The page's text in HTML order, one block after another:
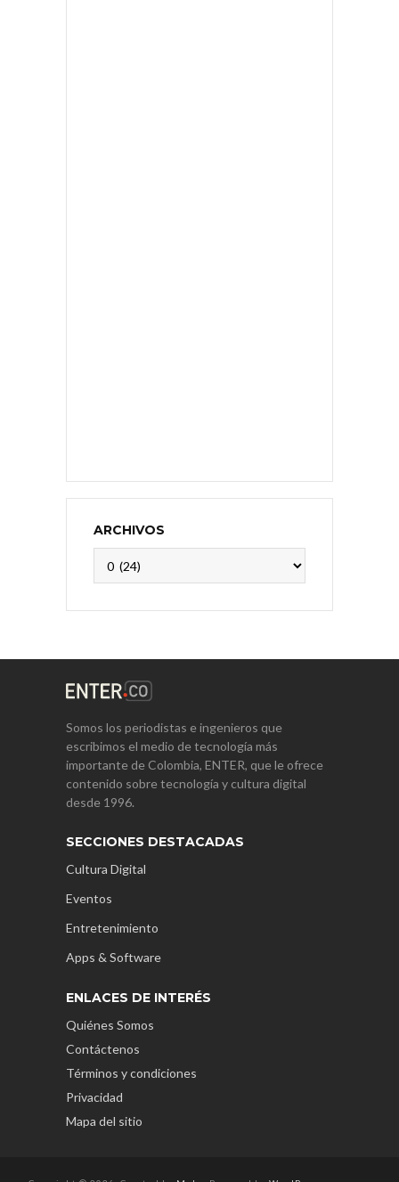
ARCHIVOS
Somos los periodistas e ingenieros que
escribimos el medio de tecnología más
importante de Colombia, ENTER, que le ofrece
contenido sobre tecnología y cultura digital
desde 1996.
SECCIONES DESTACADAS
Cultura Digital
Eventos
Entretenimiento
Apps & Software
ENLACES DE INTERÉS
Quiénes Somos
Contáctenos
Términos y condiciones
Privacidad
Mapa del sitio